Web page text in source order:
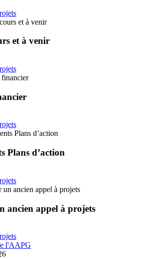
et à venir
et à venir
financier
Plans d’action
Plans d’action
un ancien appel à projets
ancien appel à projets
l'AAPG